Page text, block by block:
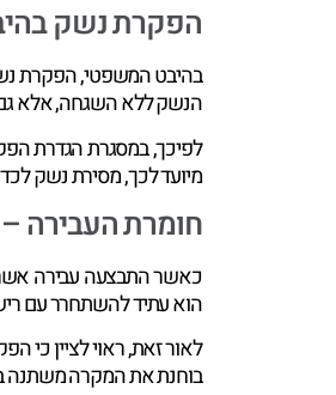
הפקרת נשק
בהיבט המשפטי, הפקרת
הנשק ללא השגחה, אלא גם
לפיכך, במסגרת הגדרת
מיועד לכך, מסירת נשק
חומרת העבירה
כאשר התבצעה עבירה אשר
הוא עתיד להשתחרר עם
לאור זאת, ראוי לציין
בוחנת את המקרה משתנה